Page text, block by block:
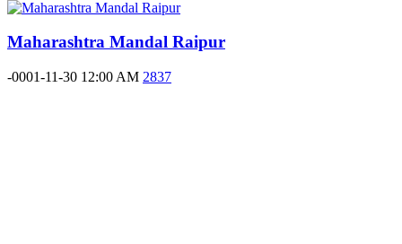
Maharashtra Mandal Raipur
-0001-11-30 12:00 AM 2837